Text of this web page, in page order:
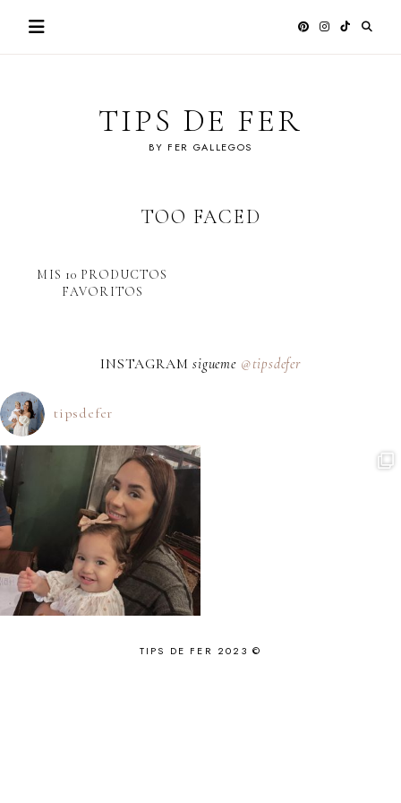
TIPS DE FER
BY FER GALLEGOS
TOO FACED
MIS 10 PRODUCTOS
FAVORITOS
INSTAGRAMsigueme @tipsdefer
tipsdefer
TIPS DE FER 2023 ©